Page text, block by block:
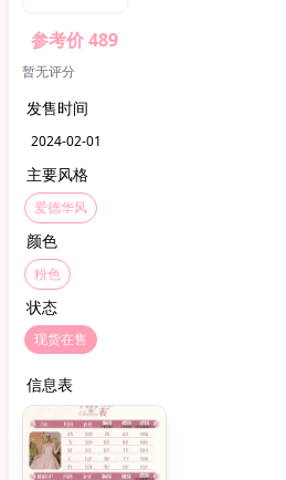
参考价 489
暂无评分
发售时间
2024-02-01
主要风格
爱德华风
颜色
粉色
状态
现货在售
信息表